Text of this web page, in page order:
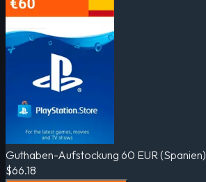
Guthaben-Aufstockung 60 EUR (Spanien)
$66.18